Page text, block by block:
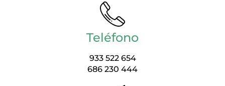
Teléfono
933 522 654
686 230 444